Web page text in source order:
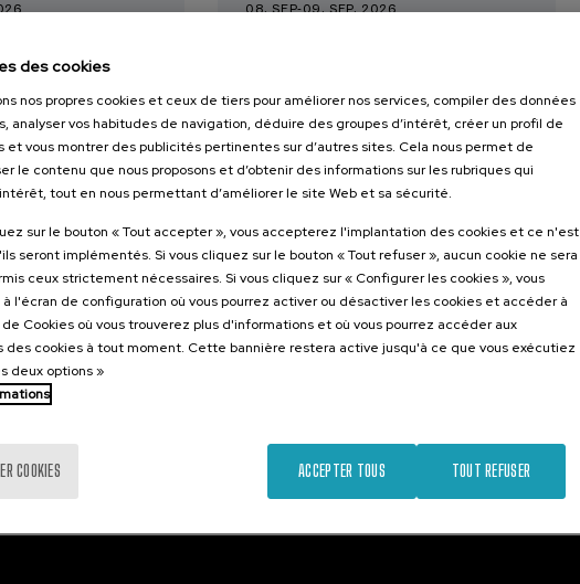
el duelo
perinatal y
Basque .
... DE 22 €
Dernières
Gratuit
Date
Liste
Période
d'inscription
terminée
08. SEP-09. SEP, 2026
victimización a la
reparación
20 h. Espagnol Basque .
...
À PARTIR DE 25 €
Dernières
places
Gratuit
Date
passée
Liste
d'attente
Période
d'inscription
terminée
des cookies
nos propres cookies et ceux de tiers pour améliorer nos services, compiler des données
analyser vos habitudes de navigation, déduire des groupes d’intérêt, créer un profil de
et vous montrer des publicités pertinentes sur d’autres sites. Cela nous permet de
le contenu que nous proposons et d’obtenir des informations sur les rubriques qui
tout en nous permettant d’améliorer le site Web et sa sécurité.
sur le bouton « Tout accepter », vous accepterez l'implantation des cookies et ce n'est
seront implémentés. Si vous cliquez sur le bouton « Tout refuser », aucun cookie ne sera
ceux strictement nécessaires. Si vous cliquez sur « Configurer les cookies », vous
l'écran de configuration où vous pourrez activer ou désactiver les cookies et accéder à
Cookies où vous trouverez plus d'informations et où vous pourrez accéder aux
des cookies à tout moment. Cette bannière restera active jusqu'à ce que vous exécutiez
deux options »
COOKIES TOUT REFUSER
ACCEPTER TOUS